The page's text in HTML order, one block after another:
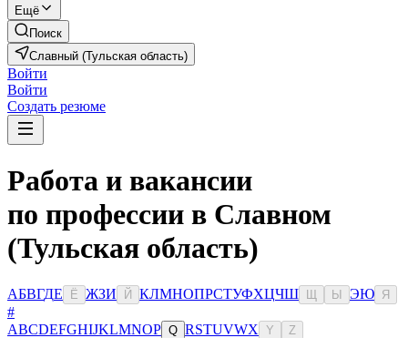
Ещё
Поиск
Славный (Тульская область)
Войти
Войти
Создать резюме
Работа и вакансии
по профессии в Славном
(Тульская область)
АБВГДЕ Ё ЖЗИ Й КЛМНОПРСТУФХЦЧШ Ы ЭЮ Я
#
ABCDEFGHIJKLMNOP Q RSTUVWX Y Z